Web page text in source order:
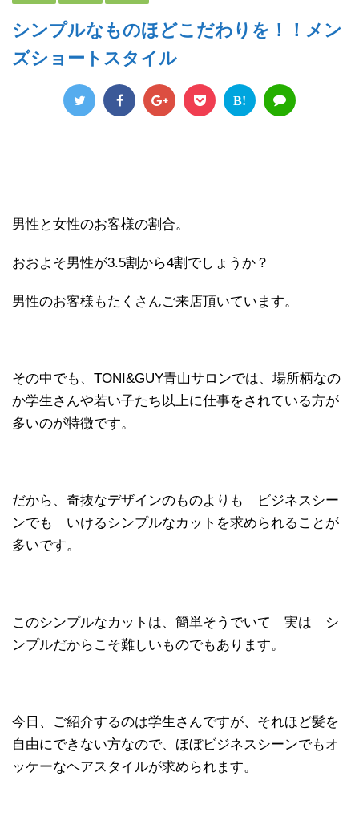
シンプルなものほどこだわりを！！メン
ズショートスタイル
B!
男性と女性のお客様の割合。
おおよそ男性が3.5割から4割でしょうか？
男性のお客様もたくさんご来店頂いています。
その中でも、TONI&GUY青山サロンでは、場所柄なの
か学生さんや若い子たち以上に仕事をされている方が
多いのが特徴です。
だから、奇抜なデザインのものよりも ビジネスシー
ンでも いけるシンプルなカットを求められることが
多いです。
このシンプルなカットは、簡単そうでいて 実は シ
ンプルだからこそ難しいものでもあります。
今日、ご紹介するのは学生さんですが、それほど髪を
自由にできない方なので、ほぼビジネスシーンでもオ
ッケーなヘアスタイルが求められます。